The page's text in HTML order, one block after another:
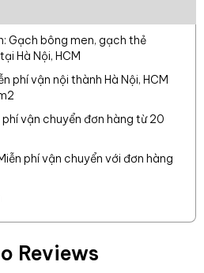
Gạch bông men, gạch thẻ
Hà Nội, HCM
phí vận nội thành Hà Nội, HCM
vận chuyển đơn hàng từ 20
phí vận chuyển với đơn hàng
Reviews